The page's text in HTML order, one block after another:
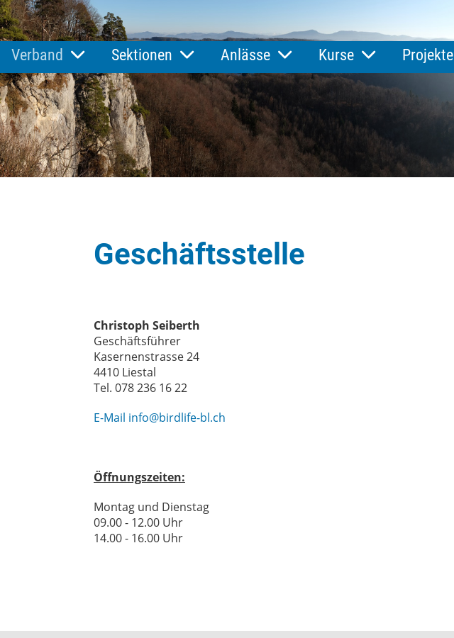
Verband Sektionen Anlässe Kurse Projekte
Geschäftsstelle
Christoph Seiberth
Geschäftsführer
Kasernenstrasse 24
4410 Liestal
Tel. 078 236 16 22
E-Mail info@birdlife-bl.ch
Öffnungszeiten:
Montag und Dienstag
09.00 - 12.00 Uhr
14.00 - 16.00 Uhr